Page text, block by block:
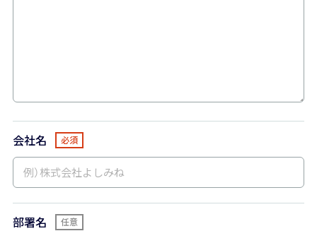
会社名
部署名